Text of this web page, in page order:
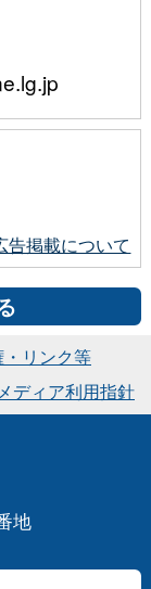
告掲載について
リンク等
ディア利用指針
地